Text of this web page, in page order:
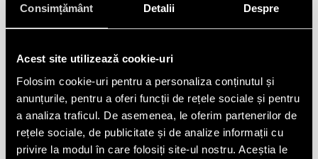
Consimțământ Detalii Despre
Acest site utilizează cookie-uri
Folosim cookie-uri pentru a personaliza conținutul și
anunțurile, pentru a oferi funcții de rețele sociale și pentru
a analiza traficul. De asemenea, le oferim partenerilor de
rețele sociale, de publicitate și de analize informații cu
privire la modul în care folosiți site-ul nostru. Aceștia le